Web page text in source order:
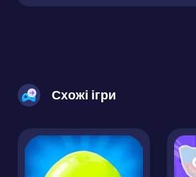
Схожі ігри